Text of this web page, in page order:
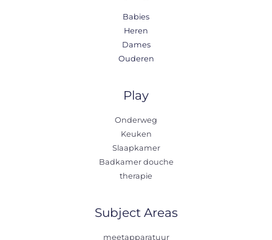
Babies
Heren
Dames
Ouderen
Play
Onderweg
Keuken
Slaapkamer
Badkamer douche
therapie
Subject Areas
meetapparatuur